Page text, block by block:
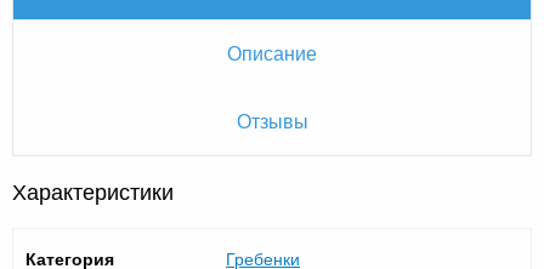
Описание
Отзывы
Характеристики
Категория Гребенки